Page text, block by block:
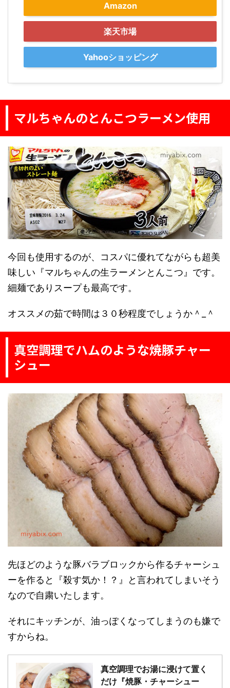
Amazon
楽天市場
Yahooショッピング
マルちゃんのとんこつラーメン使用
今回も使用するのが、コスパに優れてながらも超美
味しい『マルちゃんの生ラーメンとんこつ』です。
細麺でありスープも最高です。
オススメの茹で時間は３０秒程度でしょうか＾_＾
真空調理でハムのような焼豚チャー
シュー
先ほどのような豚バラブロックから作るチャーシュ
ーを作ると『殺す気か！？』と言われてしまいそう
なので自粛いたします。
それにキッチンが、油っぽくなってしまうのも嫌で
すからね。
真空調理でお湯に浸けて置く
だけ『焼豚・チャーシュー